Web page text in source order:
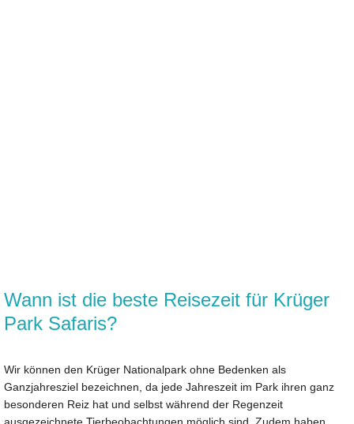
Wann ist die beste Reisezeit für Krüger
Park Safaris?
Wir können den Krüger Nationalpark ohne Bedenken als
Ganzjahresziel bezeichnen, da jede Jahreszeit im Park ihren ganz
besonderen Reiz hat und selbst während der Regenzeit
ausgezeichnete Tierbeobachtungen möglich sind. Zudem haben